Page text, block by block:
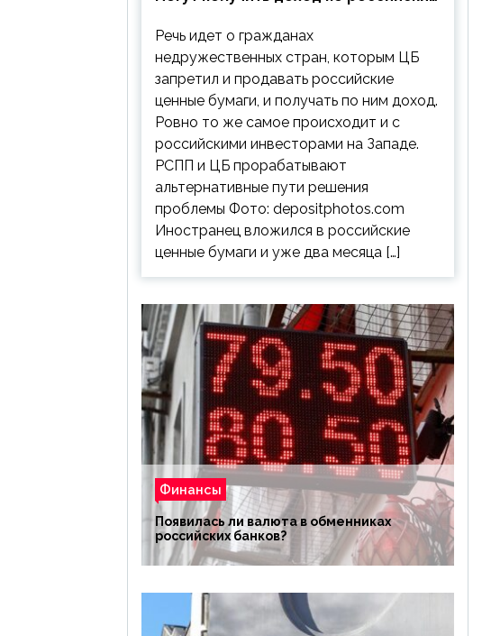
Речь идет о гражданах
недружественных стран, которым ЦБ
запретил и продавать российские
ценные бумаги, и получать по ним доход.
Ровно то же самое происходит и с
российскими инвесторами на Западе.
РСПП и ЦБ прорабатывают
альтернативные пути решения
проблемы Фото: depositphotos.com
Иностранец вложился в российские
ценные бумаги и уже два месяца […]
Финансы
Появилась ли валюта в обменниках
российских банков?